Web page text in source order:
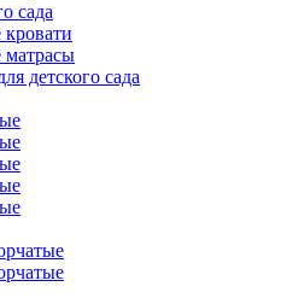
сада
кровати
матрасы
детского сада